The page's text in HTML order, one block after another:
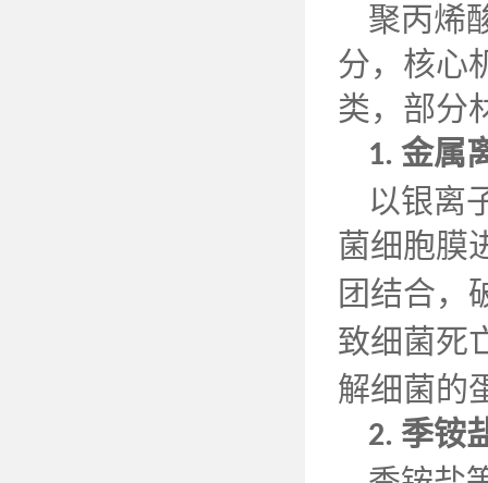
聚丙烯
分，核心
类，部分
1. 金属
以银离
菌细胞膜
团结合，
致细菌死
解细菌的
2. 季铵